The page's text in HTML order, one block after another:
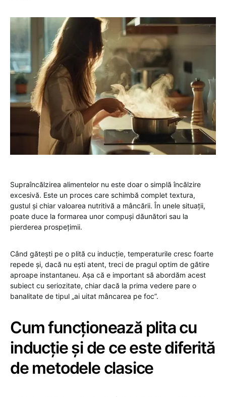
Supraîncălzirea alimentelor nu este doar o simplă încălzire
excesivă. Este un proces care schimbă complet textura,
gustul și chiar valoarea nutritivă a mâncării. În unele situații,
poate duce la formarea unor compuși dăunători sau la
pierderea prospețimii.
Când gătești pe o plită cu inducție, temperaturile cresc foarte
repede și, dacă nu ești atent, treci de pragul optim de gătire
aproape instantaneu. Așa că e important să abordăm acest
subiect cu seriozitate, chiar dacă la prima vedere pare o
banalitate de tipul „ai uitat mâncarea pe foc”.
Cum funcționează plita cu
inducție și de ce este diferită
de metodele clasice